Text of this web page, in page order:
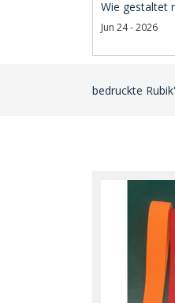
Wie gestaltet
Jun 24 - 2026
bedruckte